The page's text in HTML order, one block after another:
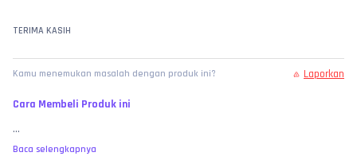
TERIMA KASIH
Kamu menemukan masalah dengan produk ini? Laporkan
Cara Membeli Produk ini
...
Baca selengkapnya